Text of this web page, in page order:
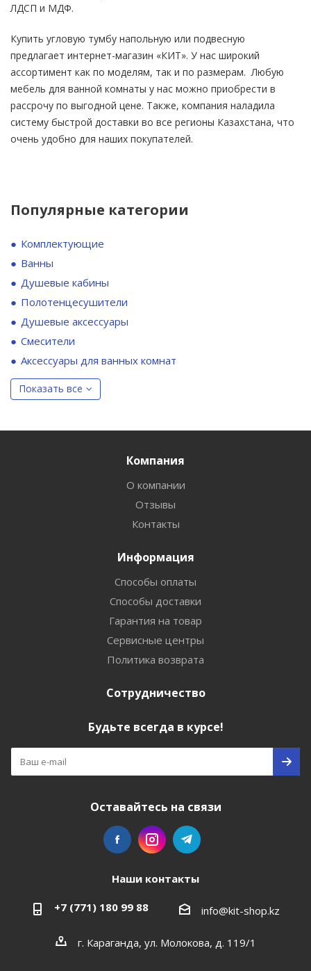
ЛДСП и МДФ.
Купить угловую тумбу напольную или подвесную
предлагает интернет-магазин «КИТ». У нас широкий
ассортимент как по моделям, так и по размерам. Любую
мебель для ванной комнаты у нас можно приобрести в
рассрочу по выгодной цене. Также, компания наладила
систему быстрой доставки во все регионы Казахстана, что
очень удобно для наших покупателей.
Популярные категории
Комплектующие
Ванны
Душевые кабины
Полотенцесушители
Душевые аксессуары
Смесители
Аксессуары для ванных комнат
Показать все
Компания
О компании
Отзывы
Контакты
Информация
Способы оплаты
Способы доставки
Гарантия на товар
Сервисные центры
Политика возврата
Сотрудничество
Будьте всегда в курсе!
Оставайтесь на связи
Наши контакты
+7 (771) 180 99 88 info@kit-shop.kz
г. Караганда, ул. Молокова, д. 119/1